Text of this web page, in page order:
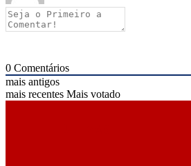
0 Comentários
mais antigos
mais recentes Mais votado